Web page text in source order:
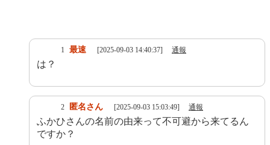
1 最速 [2025-09-03 14:40:37] 通報
は？
2 匿名さん [2025-09-03 15:03:49] 通報
ふかひさんの名前の由来って不可避から来てるん
ですか？